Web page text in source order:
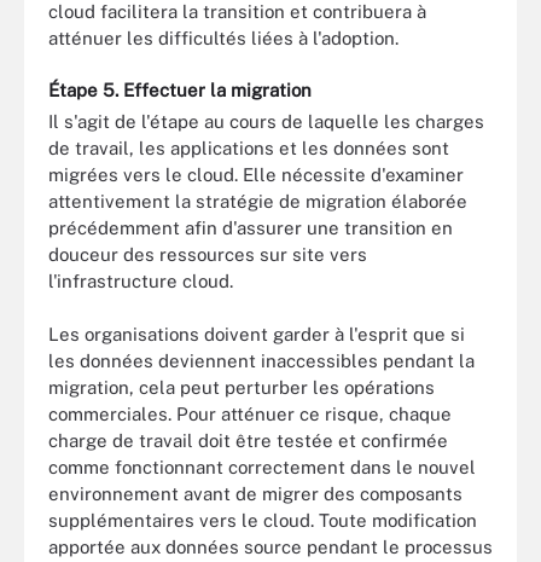
cloud facilitera la transition et contribuera à
atténuer les difficultés liées à l'adoption.
Étape 5. Effectuer la migration
Il s'agit de l'étape au cours de laquelle les charges
de travail, les applications et les données sont
migrées vers le cloud. Elle nécessite d'examiner
attentivement la stratégie de migration élaborée
précédemment afin d'assurer une transition en
douceur des ressources sur site vers
l'infrastructure cloud.
Les organisations doivent garder à l'esprit que si
les données deviennent inaccessibles pendant la
migration, cela peut perturber les opérations
commerciales. Pour atténuer ce risque, chaque
charge de travail doit être testée et confirmée
comme fonctionnant correctement dans le nouvel
environnement avant de migrer des composants
supplémentaires vers le cloud. Toute modification
apportée aux données source pendant le processus